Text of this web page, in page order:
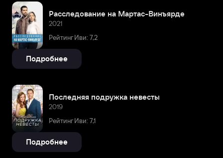
Расследование на Мартас-Винъярде
2021
Рейтинг Иви: 7,2
Подробнее
Последняя подружка невесты
2019
Рейтинг Иви: 7,1
Подробнее